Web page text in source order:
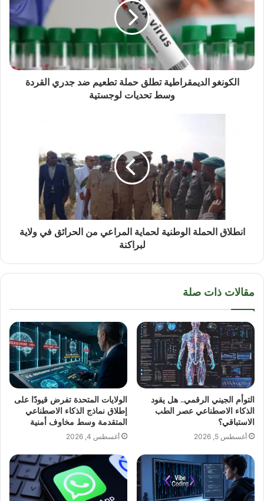
الكونغو الديمقراطية تطلق حملة تطعيم ضد جدري القردة
وسط تحديات لوجستية
انطلاق الحملة الوطنية لحماية المراعي من الحرائق في ولاية
لبراكنة
مقالات ذات صلة
التوأم الجيني الرقمي.. هل يقود
الذكاء الاصطناعي عصر الطب
الاستباقي؟
أغسطس 5, 2026
الولايات المتحدة تفرض قيودًا على
إطلاق نماذج الذكاء الاصطناعي
المتقدمة وسط مخاوف أمنية
أغسطس 4, 2026